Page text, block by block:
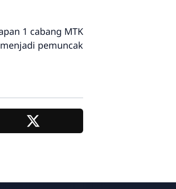
1 cabang MTK
pemuncak